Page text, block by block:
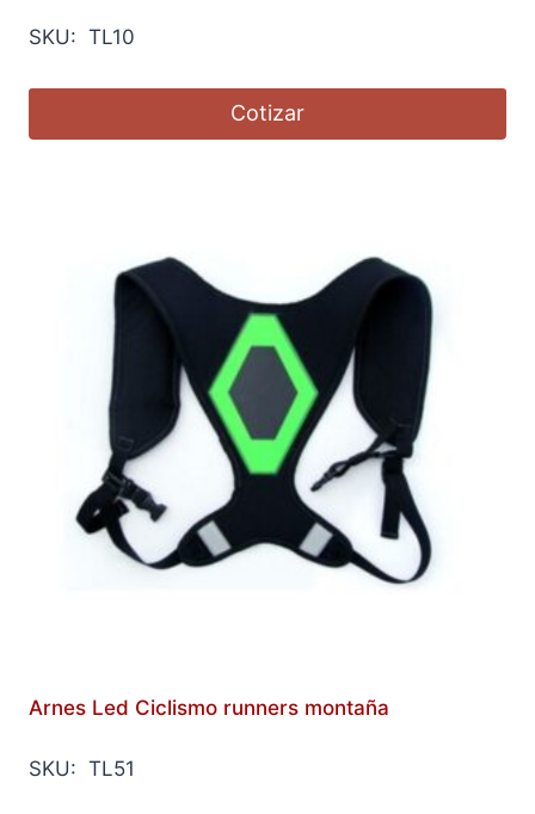
SKU: TL10
Cotizar
Arnes Led Ciclismo runners montaña
SKU: TL51